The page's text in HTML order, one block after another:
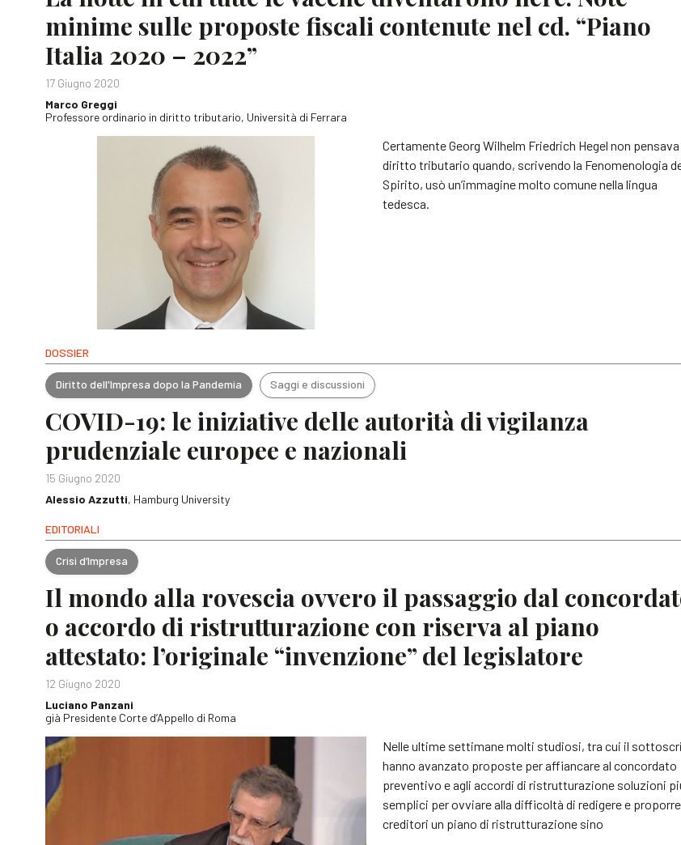
minime sulle proposte fiscali contenute nel cd. “Piano
Italia 2020 – 2022”
17 Giugno 2020
Marco Greggi
Professore ordinario in diritto tributario, Università di Ferrara
Certamente Georg Wilhelm Friedrich Hegel non pensava
diritto tributario quando, scrivendo la Fenomenologia
Spirito, usò un’immagine molto comune nella lingua
tedesca.
DOSSIER
Diritto dell'Impresa dopo la Pandemia Saggi e discussioni
COVID-19: le iniziative delle autorità di vigilanza
prudenziale europee e nazionali
15 Giugno 2020
Alessio Azzutti, Hamburg University
EDITORIALI
Crisi d’Impresa
Il mondo alla rovescia ovvero il passaggio dal
o accordo di ristrutturazione con riserva al piano
attestato: l’originale “invenzione” del legislatore
12 Giugno 2020
Luciano Panzani
già Presidente Corte d’Appello di Roma
Nelle ultime settimane molti studiosi, tra cui il
hanno avanzato proposte per affiancare al concordato
preventivo e agli accordi di ristrutturazione soluzioni
semplici per ovviare alla difficoltà di redigere e
creditori un piano di ristrutturazione sino